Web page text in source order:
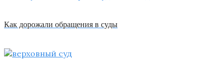
Как дорожали обращения в суды